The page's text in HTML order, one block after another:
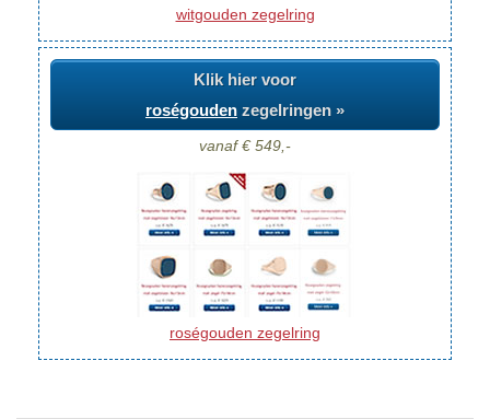
witgouden zegelring
Klik hier voor
roségouden zegelringen »
vanaf € 549,-
roségouden zegelring